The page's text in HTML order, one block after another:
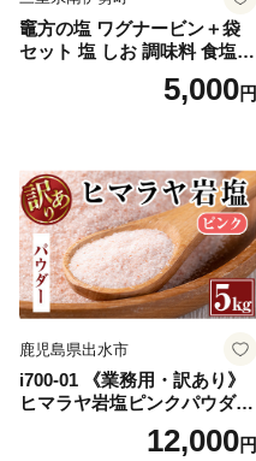
竈方の塩 ワグナービン＋袋
セット 塩 しお 調味料 食塩
天然 ミネラル 調味料 ソルト
salt 料理 味付 おにぎり 三重
5,000円
鹿児島県出水市
i700-01 《業務用・訳あり》
ヒマラヤ岩塩ピンクパウダー
タイプ(5kg) 岩塩 塩 調味料
しお 保存料不使用 天然 パウ
12,000円